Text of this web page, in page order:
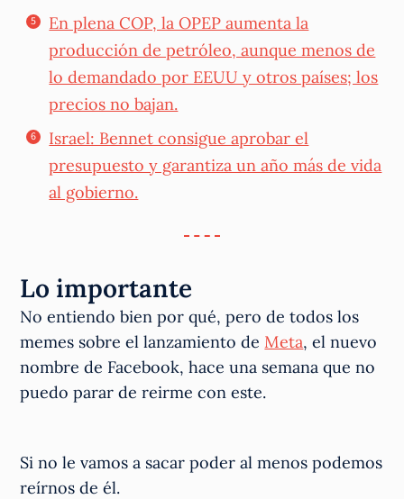
En plena COP, la OPEP aumenta la
producción de petróleo, aunque menos de
lo demandado por EEUU y otros países; los
precios no bajan.
Israel: Bennet consigue aprobar el
presupuesto y garantiza un año más de vida
al gobierno.
Lo importante
No entiendo bien por qué, pero de todos los
memes sobre el lanzamiento deMeta, el nuevo
nombre de Facebook, hace una semana que no
puedo parar de reirme con este.
Si no le vamos a sacar poder al menos podemos
reírnos de él.